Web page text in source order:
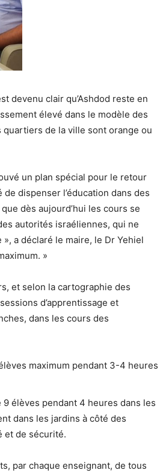
devenu clair qu’Ashdod reste en
élevé dans le modèle des
de la ville sont orange ou
un plan spécial pour le retour
dispenser l’éducation dans des
dès aujourd’hui les cours se
autorités israéliennes, qui ne
a déclaré le maire, le Dr Yehiel
»
et selon la cartographie des
d’apprentissage et
dans les cours des
maximum pendant 3-4 heures
élèves pendant 4 heures dans les
dans les jardins à côté des
et de sécurité.
par chaque enseignant, de tous